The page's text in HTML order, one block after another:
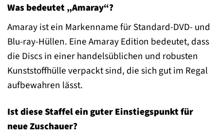
Was bedeutet „Amaray“?
Amaray ist ein Markenname für Standard-DVD- und
Blu-ray-Hüllen. Eine Amaray Edition bedeutet, dass
die Discs in einer handelsüblichen und robusten
Kunststoffhülle verpackt sind, die sich gut im Regal
aufbewahren lässt.
Ist diese Staffel ein guter Einstiegspunkt für
neue Zuschauer?